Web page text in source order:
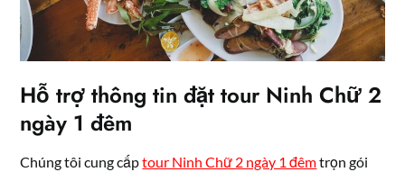
Hỗ trợ thông tin đặt tour Ninh Chữ 2
ngày 1 đêm
Chúng tôi cung cấptour Ninh Chữ 2 ngày 1 đêmtrọn gói